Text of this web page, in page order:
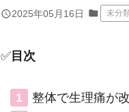
query_builder2025年05月16日 folder 未分
✅ 目次
整体で生理痛が